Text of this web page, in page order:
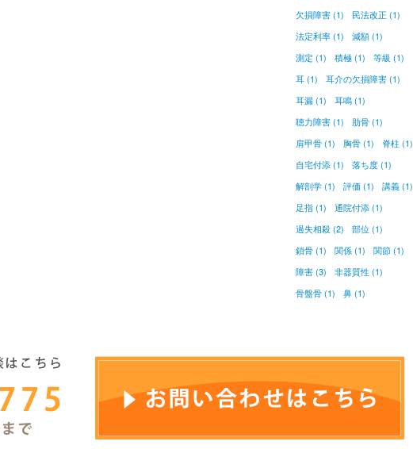
欠損障害 (1)
民法改正 (1)
法定利率 (1)
減額 (1)
測定 (1)
積極 (1)
等級 (1)
耳 (1)
耳介の欠損障害 (1)
耳漏 (1)
耳鳴 (1)
聴力障害 (1)
肋骨 (1)
肩甲骨 (1)
胸骨 (1)
脊柱 (1)
自宅付添 (1)
落ち度 (1)
解剖学 (1)
評価 (1)
講義 (1)
足指 (1)
通院付添 (1)
過失相殺 (2)
部位 (1)
鎖骨 (1)
関係 (1)
関節 (1)
障害 (3)
非器質性 (1)
骨盤骨 (1)
鼻 (1)